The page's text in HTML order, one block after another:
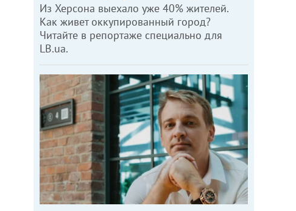
Из Херсона выехало уже 40% жителей.
Как живет оккупированный город?
Читайте в репортаже специально для
LB.ua.